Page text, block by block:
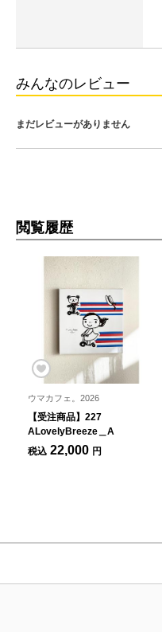
みんなのレビュー
まだレビューがありません
閲覧履歴
ウマカフェ。2026
【受注商品】227
ALovelyBreeze＿A
税込 22,000 円